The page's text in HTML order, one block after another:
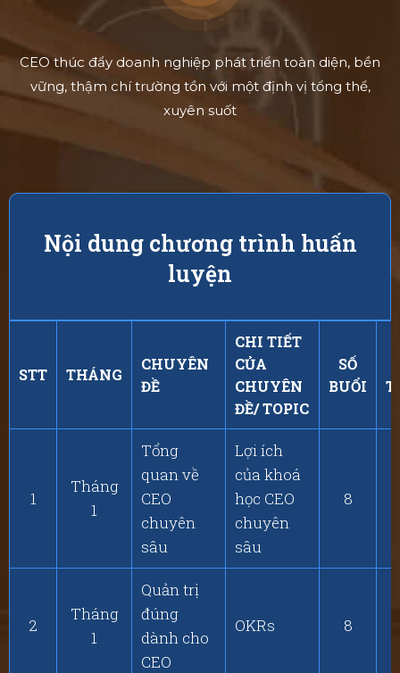
CEO thúc đẩy doanh nghiệp phát triển toàn diện, bền
vững, thậm chí trường tồn với một định vị tổng thể,
xuyên suốt
Nội dung chương trình huấn
luyện
STT THÁNG
CHUYÊN
ĐỀ
CHI TIẾT
CỦA
CHUYÊN
ĐỀ/ TOPIC
SỐ
BUỔI
1
Tháng
1
Tổng
quan về
CEO
chuyên
sâu
Lợi ích
của khoá
học CEO
chuyên
sâu
8
2
Tháng
1
Quản trị
đúng
dành cho
CEO
OKRs 8